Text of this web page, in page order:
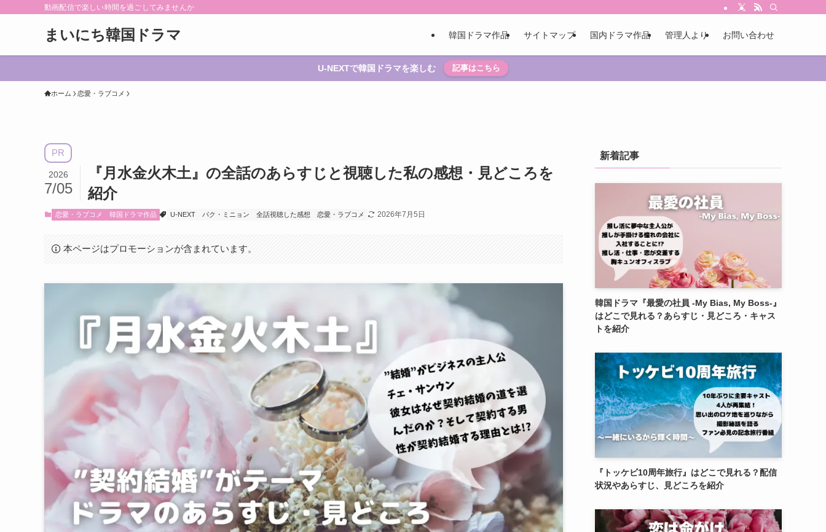
動画配信で楽しい時間を過ごしてみませんか
まいにち韓国ドラマ 韓国ドラマ作品 サイトマップ 国内ドラマ作品 管理人より お問い合わせ
U-NEXTで韓国ドラマを楽しむ 記事はこちら
ホーム 恋愛・ラブコメ
PR
『月水金火木土』の全話のあらすじと視聴した私の感想・見どころを
紹介
2026
7/05
恋愛・ラブコメ 韓国ドラマ作品 U-NEXT パク・ミニョン 全話視聴した感想 恋愛・ラブコメ 2026年7月5日
本ページはプロモーションが含まれています。
新着記事
韓国ドラマ『最愛の社員 -My Bias, My Boss-』
はどこで見れる？あらすじ・見どころ・キャス
トを紹介
『トッケビ10周年旅行』はどこで見れる？配信
状況やあらすじ、見どころを紹介